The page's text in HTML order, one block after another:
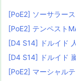
[PoE2] ソーサラー
[PoE2] テンペスト
[D4 S14] ドルイド
[D4 S14] ドルイド
[PoE2] マーシャル